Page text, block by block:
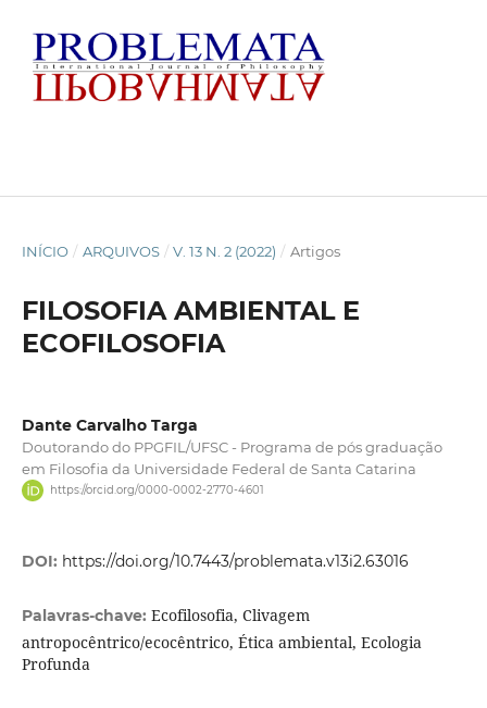
INÍCIO / ARQUIVOS / V. 13 N. 2 (2022) / Artigos
FILOSOFIA AMBIENTAL E
ECOFILOSOFIA
Dante Carvalho Targa
Doutorando do PPGFIL/UFSC - Programa de pós graduação
em Filosofia da Universidade Federal de Santa Catarina
https://orcid.org/0000-0002-2770-4601
DOI: https://doi.org/10.7443/problemata.v13i2.63016
Palavras-chave: Ecofilosofia, Clivagem
antropocêntrico/ecocêntrico, Ética ambiental, Ecologia
Profunda